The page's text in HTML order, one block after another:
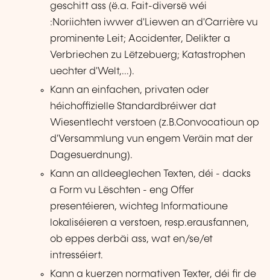
geschitt ass (ë.a. Fait-diversë wéi
:Noriichten iwwer d'Liewen an d'Carrière vu
prominente Leit; Accidenter, Delikter a
Verbriechen zu Lëtzebuerg; Katastrophen
uechter d'Welt,...).
Kann an einfachen, privaten oder
héichoffizielle Standardbréiwer dat
Wiesentlecht verstoen (z.B.Convocatioun op
d'Versammlung vun engem Veräin mat der
Dagesuerdnung).
Kann an alldeeglechen Texten, déi - dacks
a Form vu Lëschten - eng Offer
presentéieren, wichteg Informatioune
lokaliséieren a verstoen, resp.erausfannen,
ob eppes derbäi ass, wat en/se/et
intresséiert.
Kann a kuerzen normativen Texter, déi fir de